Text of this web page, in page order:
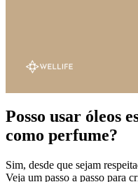
Posso usar óleos
como perfume?
Sim, desde que sejam
Veja um passo a passo para